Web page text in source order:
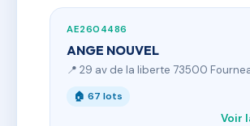
AE2604486
ANGE NOUVEL
📍 29 av de la liberte 73500
🏠 67 lots
Voir